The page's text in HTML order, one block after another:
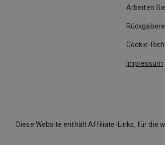
Arbeiten
Cookie-
Impressum
Diese Website enthält Affiliate-Links, für die